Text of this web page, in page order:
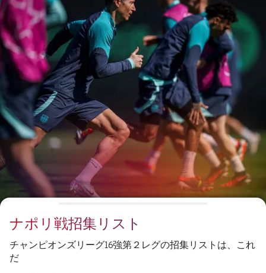
plusicon
label.aria.plus
バルサアカデミー
plusicon
label.aria.plus
10年毎
会長
レジェンド
監督
plusicon
label.aria.plus
プレスパス
Facilities
トップチーム
女子サッカー
plusicon
label.aria.plus
スケジュール
チケット
結果
バルサAtlètic
plusicon
label.aria.plus
スケジュール
チケット
順位表
PLUSICON
LABEL.ARIA.PLUS
トップチーム
plusicon
label.aria.plus
スケジュール
チケット
結果
PLUSICON
LABEL.ARIA.PLUS
トップチーム
スケジュール
PLUSICON
LABEL.ARIA.PLUS
ナポリ戦招集リスト
チャンピオンズリーグ16強第２レグの招集リストは、これ
だ